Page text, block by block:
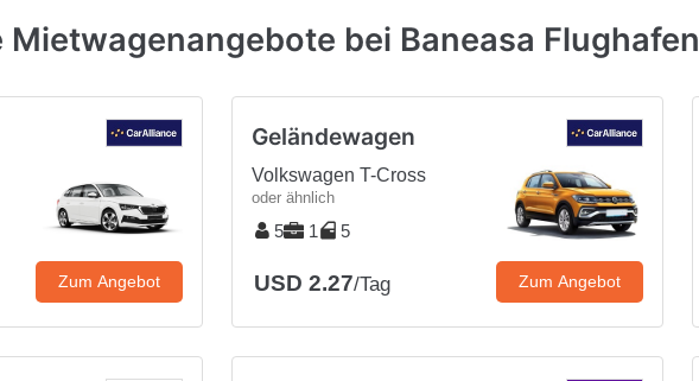
Mietwagenangebote bei Baneasa Flughafen
Zum Angebot
Geländewagen
Volkswagen T-Cross
oder ähnlich
5 1 5
USD 2.27/Tag Zum Angebot